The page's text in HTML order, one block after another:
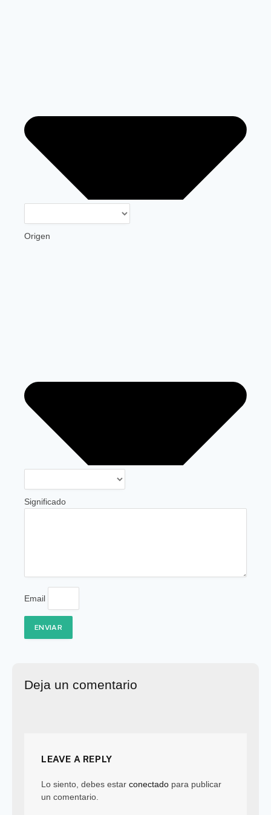
Origen
Significado
Email
ENVIAR
Deja un comentario
LEAVE A REPLY
Lo siento, debes estar conectado para publicar
un comentario.